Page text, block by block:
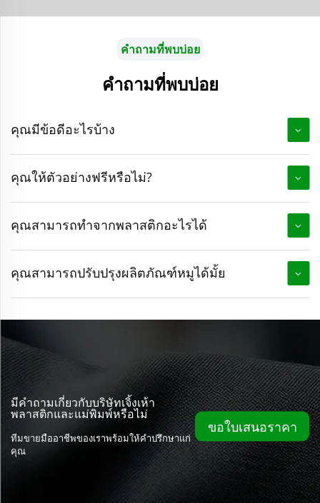
คำถามที่พบบ่อย
คำถามที่พบบ่อย
คุณมีข้อดีอะไรบ้าง
คุณให้ตัวอย่างฟรีหรือไม่?
คุณสามารถทําจากพลาสติกอะไรได้
คุณสามารถปรับปรุงผลิตภัณฑ์หมูได้มั้ย
มีคำถามเกี่ยวกับบริษัทเจิ้งเห้า
พลาสติกและแม่พิมพ์หรือไม่
ทีมขายมืออาชีพของเราพร้อมให้คำปรึกษาแก่
คุณ
ขอใบเสนอราคา